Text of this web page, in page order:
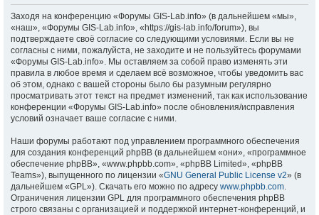
Заходя на конференцию «Форумы GIS-Lab.info» (в дальнейшем «мы»,
«наш», «Форумы GIS-Lab.info», «https://gis-lab.info/forum»), вы
подтверждаете своё согласие со следующими условиями. Если вы не
согласны с ними, пожалуйста, не заходите и не пользуйтесь форумами
«Форумы GIS-Lab.info». Мы оставляем за собой право изменять эти
правила в любое время и сделаем всё возможное, чтобы уведомить вас
об этом, однако с вашей стороны было бы разумным регулярно
просматривать этот текст на предмет изменений, так как использование
конференции «Форумы GIS-Lab.info» после обновления/исправления
условий означает ваше согласие с ними.
Наши форумы работают под управлением программного обеспечения
для создания конференций phpBB (в дальнейшем «они», «программное
обеспечение phpBB», «www.phpbb.com», «phpBB Limited», «phpBB
Teams»), выпущенного по лицензии «GNU General Public License v2» (в
дальнейшем «GPL»). Скачать его можно по адресу www.phpbb.com.
Ограничения лицензии GPL для программного обеспечения phpBB
строго связаны с организацией и поддержкой интернет-конференций, и